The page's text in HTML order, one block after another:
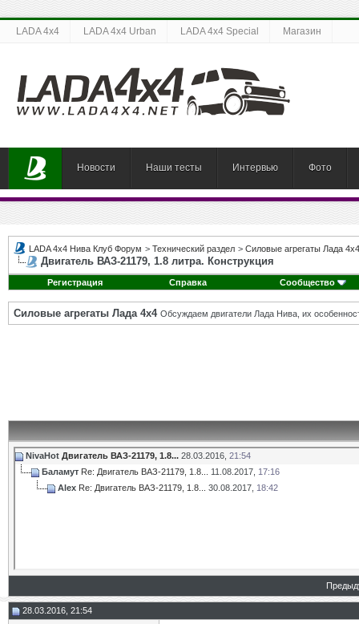
LADA 4x4 LADA 4x4 Urban LADA 4x4 Special Магазин
Новости Наши тесты Интервью Фото
LADA 4x4 Нива Клуб Форум > Технический раздел > Силовые агрегаты Лада 4х4
Двигатель ВАЗ-21179, 1.8 литра. Конструкция
Регистрация Справка Сообщество
Силовые агрегаты Лада 4х4 Обсуждаем двигатели Лада Нива, их
NivaHot Двигатель ВАЗ-21179, 1.8... 28.03.2016, 21:54
Баламут Re: Двигатель ВАЗ-21179, 1.8... 11.08.2017, 17:16
Alex Re: Двигатель ВАЗ-21179, 1.8... 30.08.2017, 18:42
28.03.2016, 21:54